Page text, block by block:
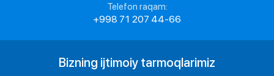
Telefon raqam:
+998 71 207 44-66
Bizning ijtimoiy tarmoqlarimiz